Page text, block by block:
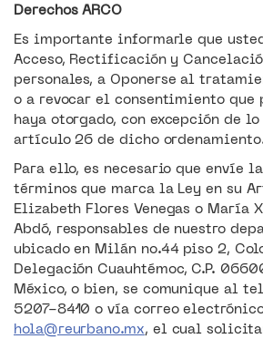
Derechos ARCO
Es importante informarle que
Acceso, Rectificación y
personales, a Oponerse al
o a revocar el consentimiento que
haya otorgado, con excepción de
artículo 26 de dicho
Para ello, es necesario que envíe
términos que marca la Ley en su
Elizabeth Flores Venegas o María
Abdó, responsables de nuestro
ubicado en Milán no.44 piso 2,
Delegación Cuauhtémoc, C.P.
México, o bien, se comunique al
5207-8410 o vía correo
hola@reurbano.mx, el cual